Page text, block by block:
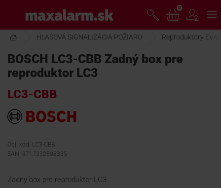
hlavnému
obsahu
www.maxalarm.sk
AKCIA MESIACA
PRODUKTY
SPOLOČNOSŤ
ŠKOLENIE
0
HLASOVÁ SIGNALIZÁCIA POŽIARU Reproduktory
BOSCH LC3-CBB Zadný box pre
reproduktor LC3
LC3-CBB
Obj. kód: LC3-CBB
EAN: 8717332808335
Zadný box pre reproduktor LC3